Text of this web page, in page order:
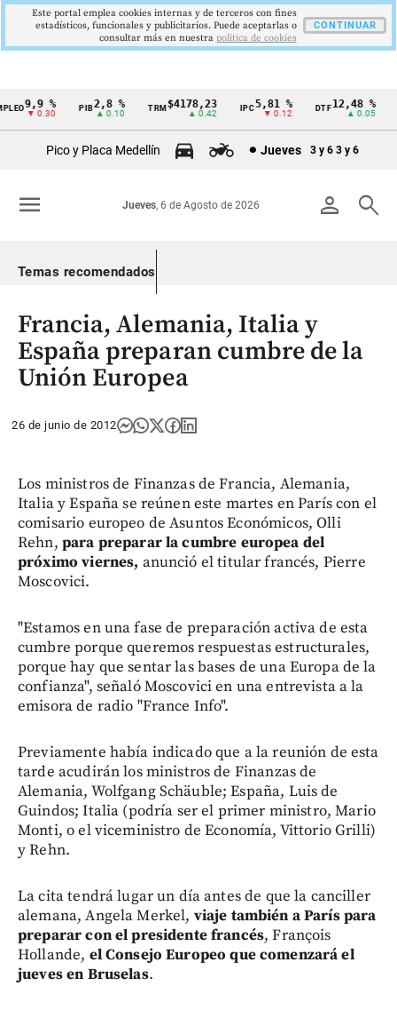
Cintillo
Colombia
9,9 %
▼ 0.30
PIB2,8 %
▲ 0.10
TRM$4178,23
▲ 0.42
IPC5,81 %
▼ 0.12
DTF12,48 %
▲ 0.05
Pico y Placa Medellín Jueves 3 y 6 3 y 6
person search
Jueves, 6 de Agosto de 2026
menu
Temas recomendados
Francia, Alemania, Italia y
España preparan cumbre de la
Unión Europea
26 de junio de 2012
Los ministros de Finanzas de Francia, Alemania,
Italia y España se reúnen este martes en París con el
comisario europeo de Asuntos Económicos, Olli
Rehn, para preparar la cumbre europea del
próximo viernes, anunció el titular francés, Pierre
Moscovici.
"Estamos en una fase de preparación activa de esta
cumbre porque queremos respuestas estructurales,
porque hay que sentar las bases de una Europa de la
confianza", señaló Moscovici en una entrevista a la
emisora de radio "France Info".
Previamente había indicado que a la reunión de esta
tarde acudirán los ministros de Finanzas de
Alemania, Wolfgang Schäuble; España, Luis de
Guindos; Italia (podría ser el primer ministro, Mario
Monti, o el viceministro de Economía, Vittorio Grilli)
y Rehn.
La cita tendrá lugar un día antes de que la canciller
alemana, Angela Merkel, viaje también a París para
preparar con el presidente francés, François
Hollande, el Consejo Europeo que comenzará el
jueves en Bruselas.
Este portal emplea cookies internas y de terceros con fines
estadísticos, funcionales y publicitarios. Puede aceptarlas o
consultar más en nuestra politica de cookies
CONTINUAR